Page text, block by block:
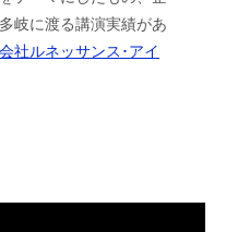
岐に渡る講演実績があ
社ルネッサンス･アイ